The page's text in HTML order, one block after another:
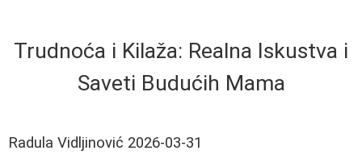
Trudnoća i Kilaža: Realna Iskustva i
Saveti Budućih Mama
Radula Vidljinović 2026-03-31